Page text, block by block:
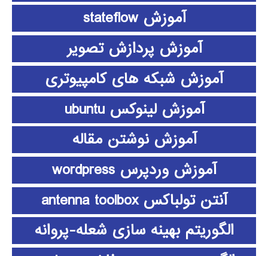
آموزش stateflow
آموزش پردازش تصویر
آموزش شبکه های کامپیوتری
آموزش لینوکس ubuntu
آموزش نوشتن مقاله
آموزش وردپرس wordpress
آنتن تولباکس antenna toolbox
الگوریتم بهینه سازی شعله-پروانه